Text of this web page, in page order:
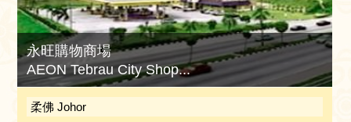
永旺購物商場
AEON Tebrau City Shop...
柔佛 Johor